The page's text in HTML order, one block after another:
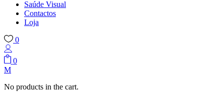
Saúde Visual
Contactos
Loja
0
0
No products in the cart.